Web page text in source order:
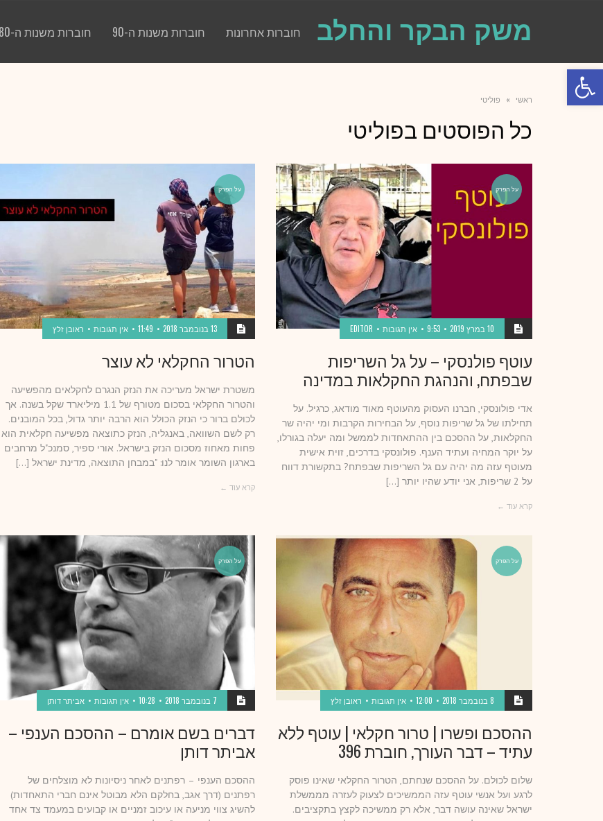
פתח סרגל נגישות
משק הבקר והחלב חוברות אחרונות חוברות משנות ה-90 חוברות משנות ה-80
ראשי » פוליטי
כל הפוסטים בפוליטי
על הפרק
10 במרץ 2019 9:53 אין תגובות EDITOR
עוטף פולנסקי – על גל השריפות
שבפתח, והנהגת החקלאות במדינה
אדי פולונסקי, חברנו העסוק מהעוטף מאוד מודאג, כרגיל. על
תחילתו של גל שריפות נוסף, על הבחירות הקרבות ומי יהיה שר
החקלאות, על ההסכם בין ההתאחדות לממשל ומה יעלה בגורלו,
על יוקר המחיה ועתיד הענף. פולונסקי בדרכים, זוית אישית
מעוטף עזה מה יהיה עם גל השריפות שבפתח? בתקשורת דווח
על 2 שריפות, אני יודע שהיו יותר […]
קרא עוד ←
על הפרק
13 בנובמבר 2018 11:49 אין תגובות ראובן זלץ
הטרור החקלאי לא עוצר
משטרת ישראל מעריכה את הנזק הנגרם לחקלאים מהפשיעה
והטרור החקלאי בסכום מטורף של 1.1 מיליארד שקל בשנה. אך
לכולם ברור כי הנזק הכולל הוא הרבה יותר גדול, בכל המובנים.
רק לשם השוואה, באנגליה, הנזק כתוצאה מפשיעה חקלאית הוא
פחות מאחוז מסכום הנזק בישראל. אורי ספיר, סמנכ"ל מרחבים
בארגון השומר אומר לנו: "במבחן התוצאה, מדינת ישראל […]
קרא עוד ←
על הפרק
8 בנובמבר 2018 12:00 אין תגובות ראובן זלץ
ההסכם ופשרו | טרור חקלאי | עוטף ללא
עתיד – דבר העורך, חוברת 396
שלום לכולם. על ההסכם שנחתם, הטרור החקלאי שאינו פוסק
לרגע ועל אנשי עוטף עזה הממשיכים לצעוק לעזרה מממשלת
ישראל שאינה עושה דבר, אלא רק ממשיכה לקצץ בתקציבים.
על הפרק
7 בנובמבר 2018 10:28 אין תגובות אביתר דותן
דברים בשם אומרם – ההסכם הענפי –
אביתר דותן
ההסכם הענפי – רפתנים לאחר ניסיונות לא מוצלחים של
רפתנים (דרך אגב, בחלקם הלא מבוטל אינם חברי התאחדות)
להשיג צווי מניעה או עיכוב זמניים או קבועים במעמד צד אחד